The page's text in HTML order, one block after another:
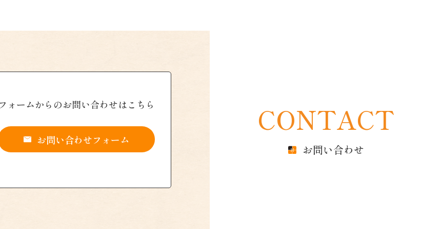
CONTACT
お問い合わせ
フォームからのお問い合わせはこちら
お問い合わせフォーム